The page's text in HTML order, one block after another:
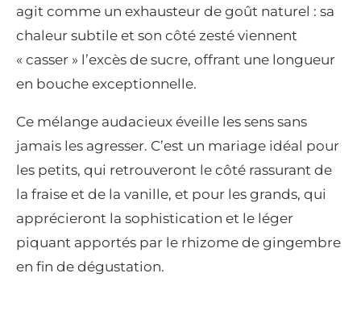
agit comme un exhausteur de goût naturel : sa
chaleur subtile et son côté zesté viennent
« casser » l’excès de sucre, offrant une longueur
en bouche exceptionnelle.
Ce mélange audacieux éveille les sens sans
jamais les agresser. C’est un mariage idéal pour
les petits, qui retrouveront le côté rassurant de
la fraise et de la vanille, et pour les grands, qui
apprécieront la sophistication et le léger
piquant apportés par le rhizome de gingembre
en fin de dégustation.